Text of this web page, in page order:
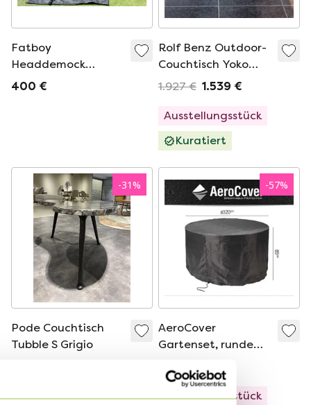
Fatboy
Headdemock
Hervorragende
400 €
Rolf Benz Outdoor-
Couchtisch Yoko
H29
1.927 € 1.539 €
Ausstellungsstück
Kuratiert
-31%
Pode Couchtisch
Tubble S Grigio
Ausstellungsstück
-57%
AeroCover
Gartenset, runde
Zubehör - 320x85
145 € 63 €
Ausstellungsstück